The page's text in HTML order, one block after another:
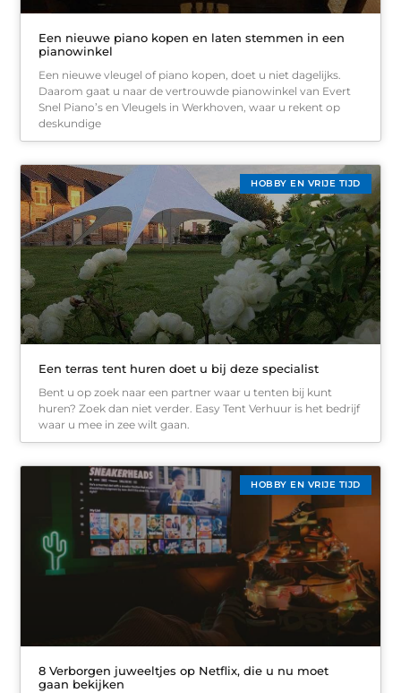
Een nieuwe piano kopen en laten stemmen in een
pianowinkel
Een nieuwe vleugel of piano kopen, doet u niet dagelijks.
Daarom gaat u naar de vertrouwde pianowinkel van Evert
Snel Piano’s en Vleugels in Werkhoven, waar u rekent op
deskundige
HOBBY EN VRIJE TIJD
Een terras tent huren doet u bij deze specialist
Bent u op zoek naar een partner waar u tenten bij kunt
huren? Zoek dan niet verder. Easy Tent Verhuur is het bedrijf
waar u mee in zee wilt gaan.
HOBBY EN VRIJE TIJD
8 Verborgen juweeltjes op Netflix, die u nu moet
gaan bekijken